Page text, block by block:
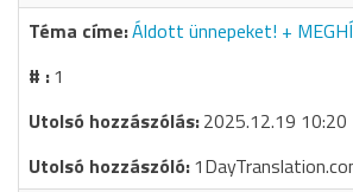
Áldott ünnepeket! +
1
2025.12.19 10:20